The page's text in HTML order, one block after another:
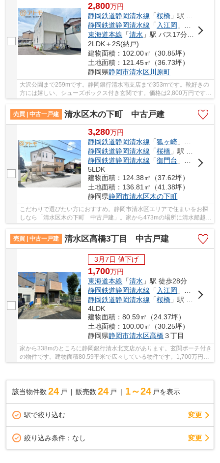
2,800万円
静岡鉄道静岡清水線 「桜橋 」駅 徒歩22分
静岡鉄道静岡清水線 「 入江岡 」駅 徒歩25分
東海道本線 「清水 」駅 バス17分 「川原町［清水区］」 停歩3分
2LDK＋2S(納戸)
建物面積：102.00㎡（30.85坪）
土地面積：121.45㎡（36.73坪）
静岡県静岡市清水区川原町
大沢公園まで259mです。静岡銀行清水南支店まで353mです。靴好きの
方には嬉しい、シューズボックス付き玄関です。価格は2,800万円です。
売買 | 中古一戸建
清水区木の下町 中古戸建
3,280万円
静岡鉄道静岡清水線 「狐ヶ崎 」駅 徒歩17分
静岡鉄道静岡清水線 「桜橋 」駅 徒歩19分
静岡鉄道静岡清水線 「御門台 」駅 徒歩26分
5LDK
建物面積：124.38㎡（37.62坪）
土地面積：136.81㎡（41.38坪）
静岡県静岡市清水区木の下町
こだわりで選びたい方におすすめ。静岡市清水区エリアで住まいをお探
しなら「清水区木の下町 中古戸建」。家から473mの場所に清水船越郵
便局があります。フローリングなので、どんな...
売買 | 中古一戸建
清水区高橋3丁目 中古戸建
3月7日 値下げ
1,700万円
東海道本線 「清水 」駅 徒歩28分
静岡鉄道静岡清水線 「 入江岡 」駅 徒歩30分
静岡鉄道静岡清水線 「桜橋 」駅 徒歩29分
4LDK
建物面積：80.59㎡（24.37坪）
土地面積：100.00㎡（30.25坪）
静岡県静岡市清水区高橋３丁目
家から338mのところに静岡銀行清水北支店があります。玄関ポーチ付き
の物件です。建物面積80.59平米で広々している物件です。1,700万円
と、少しご予算を相談したい方にも適した物件で...
該当物件数 24 戸 販売数 24 戸 1～24 戸を表示
駅で絞り込む 変更
絞り込み条件： なし 変更